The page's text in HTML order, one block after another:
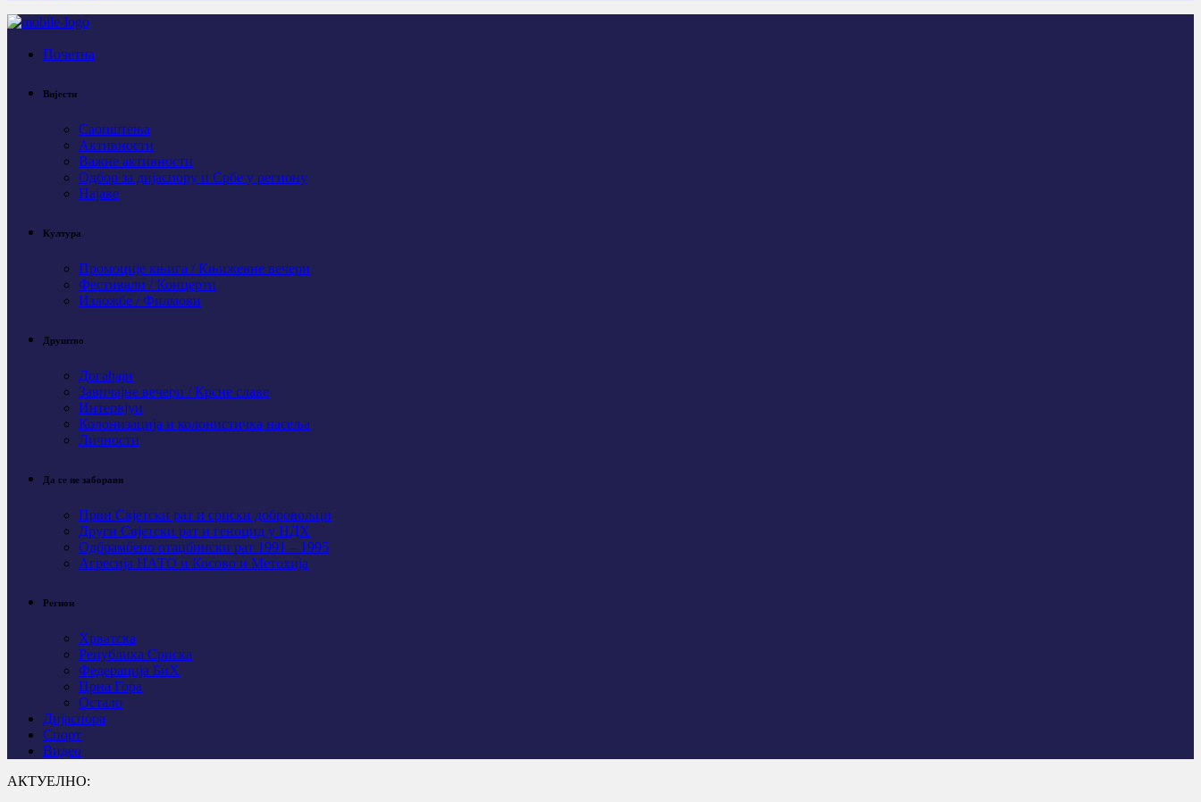
Почетна
Вијести
Саопштења
Активности
Важне активности
Одбор за дијаспору и Србе у региону
Најаве
Култура
Промоције књига / Књижевне вечери
Фестивали / Концерти
Изложбе / Филмови
Друштво
Догађаји
Завичајне вечери / Крсне славе
Интервјуи
Колонизација и колонистичка насеља
Личности
Да се не заборави
Први Свјeтски рат и српски добровољци
Други Свјетски рат и геноцид у НДХ
Одбрамбено отаџбински рат 1991 – 1995
Агресија НАТО и Косово и Метохија
Регион
Хрватска
Република Српска
Федерација БиХ
Црна Гора
Остало
Дијаспора
Спорт
Видео
АКТУЕЛНО: